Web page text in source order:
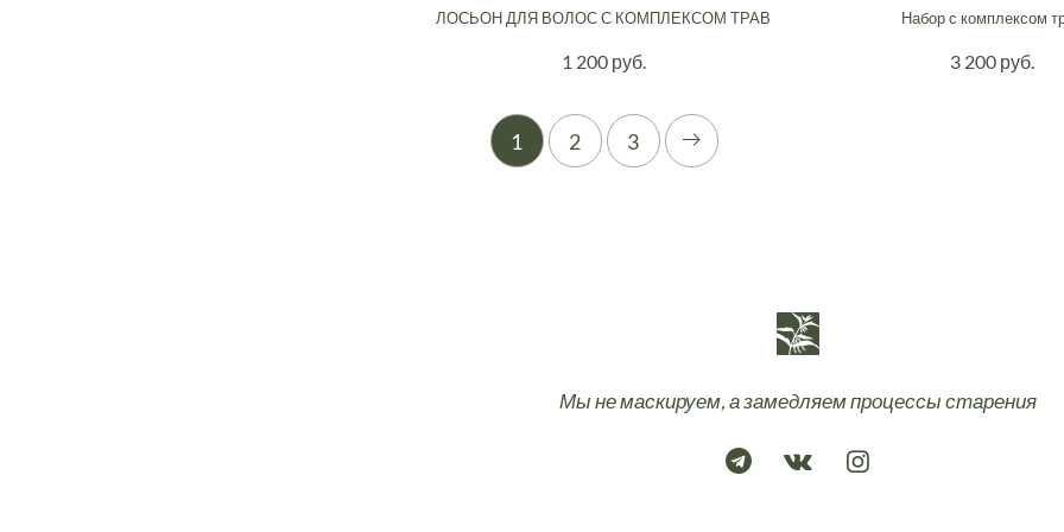
ЛОСЬОН ДЛЯ ВОЛОС С КОМПЛЕКСОМ ТРАВ
1 200 руб.
Набор с комплексом
3 200 руб.
1 2 3
Мы не маскируем, а замедляем процессы старения